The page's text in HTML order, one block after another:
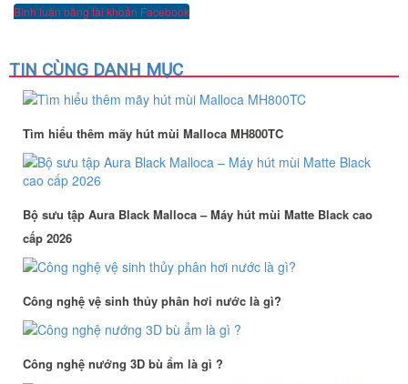
Bình luận bằng tài khoản Facebook
TIN CÙNG DANH MỤC
Tìm hiểu thêm mãy hút mùi Malloca MH800TC
Bộ sưu tập Aura Black Malloca – Máy hút mùi Matte Black cao
cấp 2026
Công nghệ vệ sinh thủy phân hơi nước là gì?
Công nghệ nướng 3D bù ẩm là gì ?